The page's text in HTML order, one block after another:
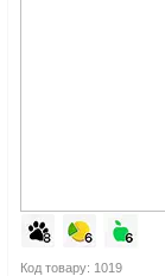
Код товару: 1019